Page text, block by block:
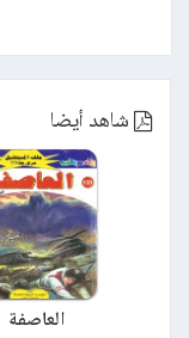
شاهد أيضا
العاصفة